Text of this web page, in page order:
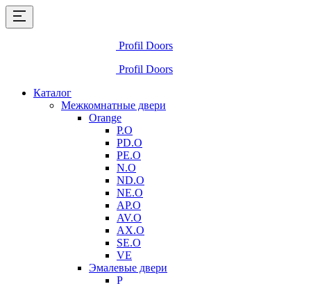
Profil Doors
Profil Doors
Каталог
Межкомнатные двери
Orange
P.O
PD.O
PE.O
N.O
ND.O
NE.O
AP.O
AV.O
AX.O
SE.O
VE
Эмалевые двери
P